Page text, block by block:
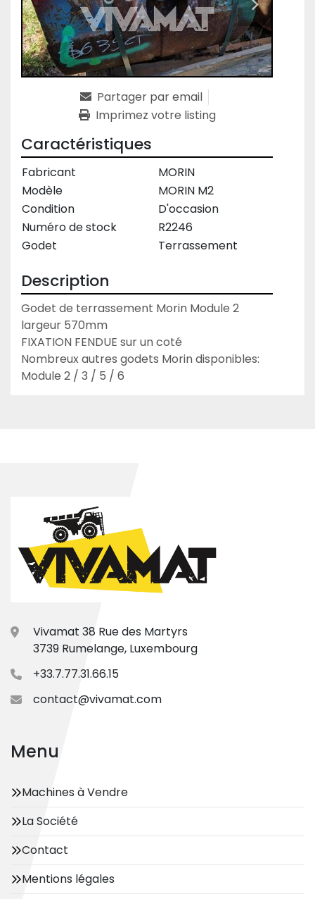
Partager par email
Imprimez votre listing
Caractéristiques
Fabricant
MORIN
Modèle
MORIN M2
Condition
D'occasion
Numéro de stock
R2246
Godet
Terrassement
Description
Godet de terrassement Morin Module 2
largeur 570mm
FIXATION FENDUE sur un coté
Nombreux autres godets Morin disponibles:
Module 2 / 3 / 5 / 6
Vivamat 38 Rue des Martyrs
3739 Rumelange, Luxembourg
+33.7.77.31.66.15
contact@vivamat.com
Menu
Machines à Vendre
La Société
Contact
Mentions légales